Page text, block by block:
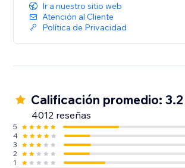
Ir a nuestro sitio web
Atención al Cliente
Política de Privacidad
Calificación promedio: 3.2
4012 reseñas
5
4
3
2
1